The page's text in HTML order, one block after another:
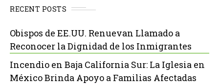
RECENT POSTS
Obispos de EE.UU. Renuevan Llamado a
Reconocer la Dignidad de los Inmigrantes
Incendio en Baja California Sur: La Iglesia en
México Brinda Apoyo a Familias Afectadas